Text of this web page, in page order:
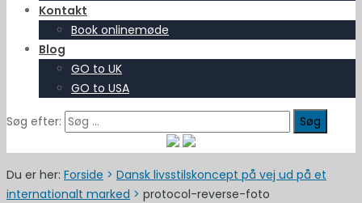
Kontakt
Book onlinemøde
Blog
GO to UK
GO to USA
Søg efter:
Du er her: Forside > Dansk livsstilskoncept på vej ud på et
internationalt marked > protocol-reverse-foto